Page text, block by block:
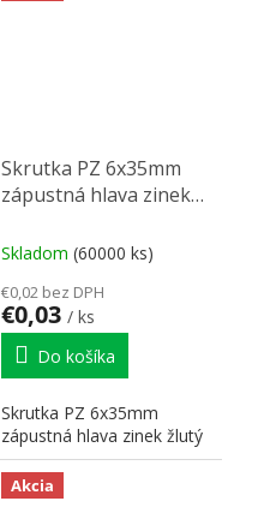
Skrutka PZ 6x35mm
zápustná hlava zinek
Skladom (60000 ks)
€0,02 bez DPH
€0,03 / ks
Do košíka
Skrutka PZ 6x35mm
zápustná hlava zinek žlutý
Akcia